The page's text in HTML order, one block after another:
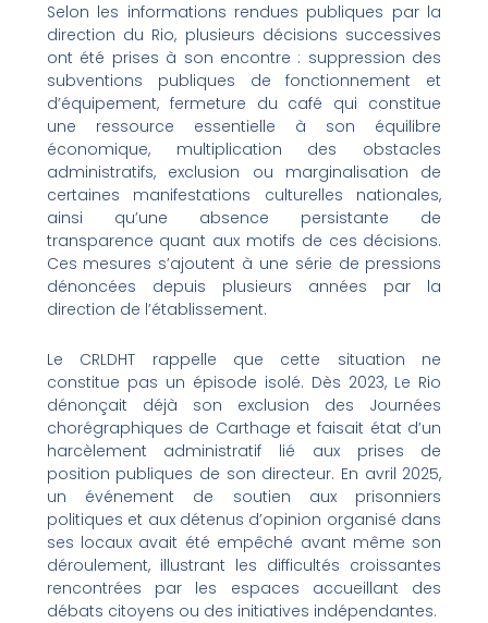
Selon les informations rendues publiques par la
direction du Rio, plusieurs décisions successives
ont été prises à son encontre : suppression des
subventions publiques de fonctionnement et
d’équipement, fermeture du café qui constitue
une ressource essentielle à son équilibre
économique, multiplication des obstacles
administratifs, exclusion ou marginalisation de
certaines manifestations culturelles nationales,
ainsi qu’une absence persistante de
transparence quant aux motifs de ces décisions.
Ces mesures s’ajoutent à une série de pressions
dénoncées depuis plusieurs années par la
direction de l’établissement.
Le CRLDHT rappelle que cette situation ne
constitue pas un épisode isolé. Dès 2023, Le Rio
dénonçait déjà son exclusion des Journées
chorégraphiques de Carthage et faisait état d’un
harcèlement administratif lié aux prises de
position publiques de son directeur. En avril 2025,
un événement de soutien aux prisonniers
politiques et aux détenus d’opinion organisé dans
ses locaux avait été empêché avant même son
déroulement, illustrant les difficultés croissantes
rencontrées par les espaces accueillant des
débats citoyens ou des initiatives indépendantes.